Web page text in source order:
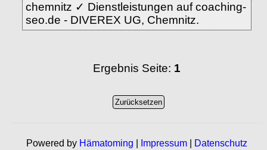
chemnitz ✓ Dienstleistungen auf coaching-
seo.de - DIVEREX UG, Chemnitz.
Ergebnis Seite: 1
Powered by Hämatoming Impressum
Datenschutz